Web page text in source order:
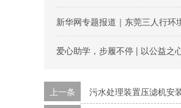
新华网专题报道｜东莞三人行
爱心助学，步履不停 | 以公益之
上一条
污水处理装置压滤机安